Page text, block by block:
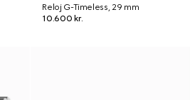
Reloj G-Timeless, 29 mm
10.600 kr.